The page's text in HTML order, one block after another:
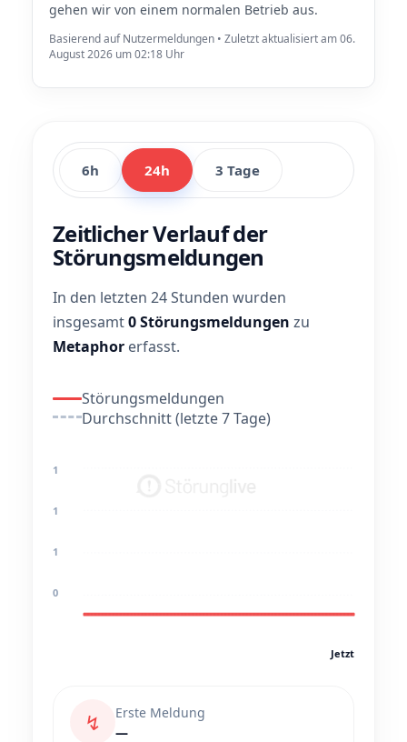
gehen wir von einem normalen Betrieb aus.
Basierend auf Nutzermeldungen • Zuletzt aktualisiert am 06.
August 2026 um 02:18 Uhr
6h 24h 3 Tage
Zeitlicher Verlauf der
Störungsmeldungen
In den letzten 24 Stunden wurden
insgesamt0 Störungsmeldungen zu
Metaphor erfasst.
Störungsmeldungen
Durchschnitt (letzte 7 Tage)
1
1
1
0
Jetzt
↯
Erste Meldung
—